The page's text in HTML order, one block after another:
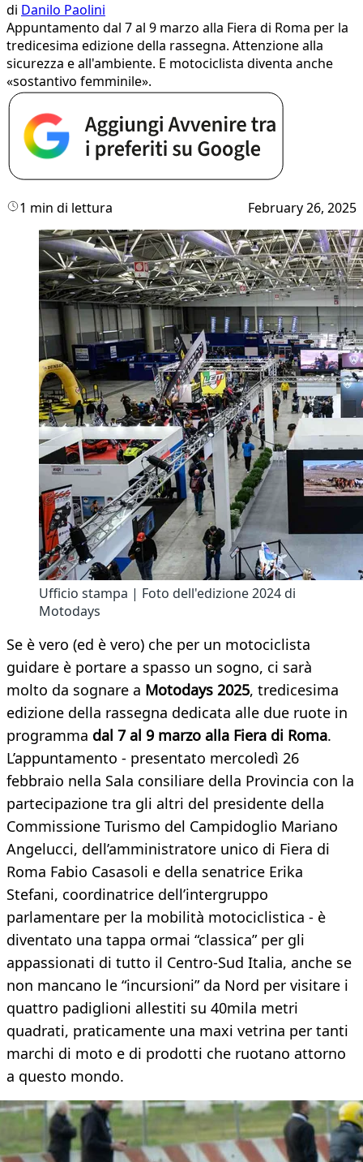
di Danilo Paolini
Appuntamento dal 7 al 9 marzo alla Fiera di Roma per la
tredicesima edizione della rassegna. Attenzione alla
sicurezza e all'ambiente. E motociclista diventa anche
«sostantivo femminile».
1 min di lettura February 26, 2025
Ufficio stampa | Foto dell'edizione 2024 di
Motodays
Se è vero (ed è vero) che per un motociclista
guidare è portare a spasso un sogno, ci sarà
molto da sognare a Motodays 2025, tredicesima
edizione della rassegna dedicata alle due ruote in
programma dal 7 al 9 marzo alla Fiera di Roma.
L’appuntamento - presentato mercoledì 26
febbraio nella Sala consiliare della Provincia con la
partecipazione tra gli altri del presidente della
Commissione Turismo del Campidoglio Mariano
Angelucci, dell’amministratore unico di Fiera di
Roma Fabio Casasoli e della senatrice Erika
Stefani, coordinatrice dell’intergruppo
parlamentare per la mobilità motociclistica - è
diventato una tappa ormai “classica” per gli
appassionati di tutto il Centro-Sud Italia, anche se
non mancano le “incursioni” da Nord per visitare i
quattro padiglioni allestiti su 40mila metri
quadrati, praticamente una maxi vetrina per tanti
marchi di moto e di prodotti che ruotano attorno
a questo mondo.